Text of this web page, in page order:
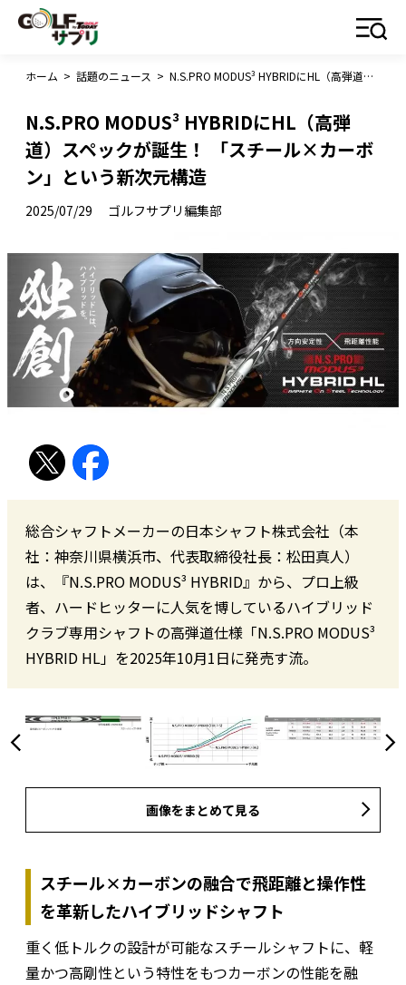
ホーム > 話題のニュース > N.S.PRO MODUS³ HYBRIDにHL（高弾道）スペックが誕生！ 「スチール×カーボン」という新次元構造
N.S.PRO MODUS³ HYBRIDにHL（高弾
道）スペックが誕生！ 「スチール×カーボ
ン」という新次元構造
2025/07/29 ゴルフサプリ編集部
総合シャフトメーカーの日本シャフト株式会社（本
社：神奈川県横浜市、代表取締役社長：松田真人）
は、『N.S.PRO MODUS³ HYBRID』から、プロ上級
者、ハードヒッターに人気を博しているハイブリッド
クラブ専用シャフトの高弾道仕様「N.S.PRO MODUS³
HYBRID HL」を2025年10月1日に発売す流。
画像をまとめて見る
スチール×カーボンの融合で飛距離と操作性
を革新したハイブリッドシャフト
重く低トルクの設計が可能なスチールシャフトに、軽
量かつ高剛性という特性をもつカーボンの性能を融